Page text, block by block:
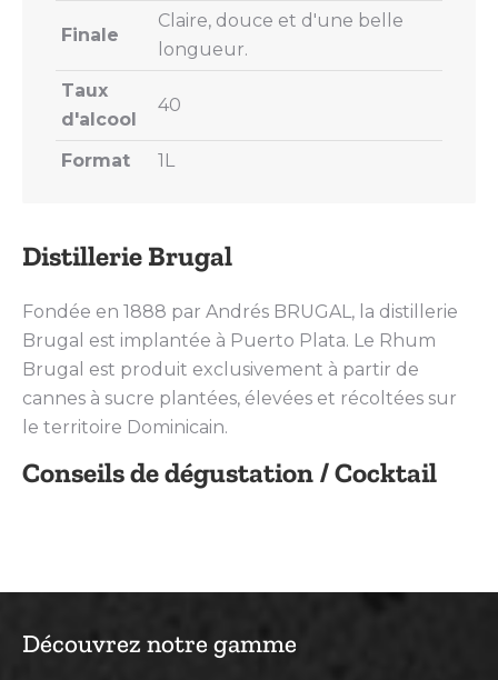
Distillerie Brugal
Fondée en 1888 par Andrés BRUGAL, la distillerie
Brugal est implantée à Puerto Plata. Le Rhum
Brugal est produit exclusivement à partir de
cannes à sucre plantées, élevées et récoltées sur
le territoire Dominicain.
Conseils de dégustation / Cocktail
Finale
Claire, douce et d'une belle
longueur.
Taux
d'alcool
40
Format 1L
Découvrez notre gamme